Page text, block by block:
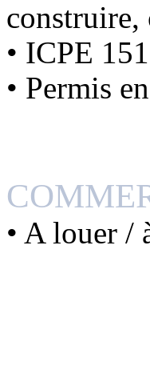
• ICPE
• Permis
• A louer /